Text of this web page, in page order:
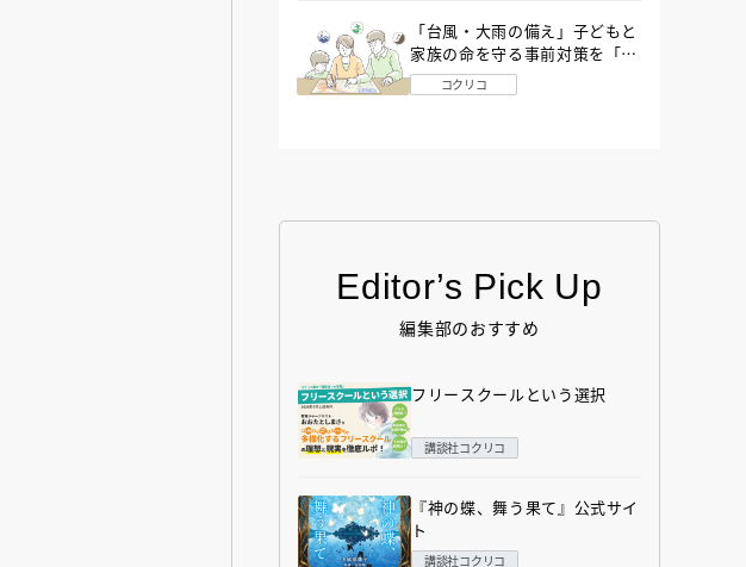
「台風・大雨の備え」子どもと
家族の命を守る事前対策を「防
災アドバイザー」が解説
コクリコ
Editor’s Pick Up
編集部のおすすめ
フリースクールという選択
講談社コクリコ
『神の蝶、舞う果て』公式サイ
ト
講談社コクリコ